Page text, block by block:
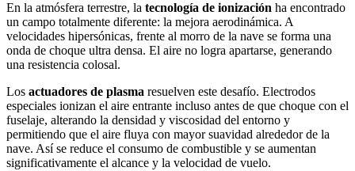
En la atmósfera terrestre, la tecnología de ionización ha encontrado
un campo totalmente diferente: la mejora aerodinámica. A
velocidades hipersónicas, frente al morro de la nave se forma una
onda de choque ultra densa. El aire no logra apartarse, generando
una resistencia colosal.
Los actuadores de plasma resuelven este desafío. Electrodos
especiales ionizan el aire entrante incluso antes de que choque con el
fuselaje, alterando la densidad y viscosidad del entorno y
permitiendo que el aire fluya con mayor suavidad alrededor de la
nave. Así se reduce el consumo de combustible y se aumentan
significativamente el alcance y la velocidad de vuelo.